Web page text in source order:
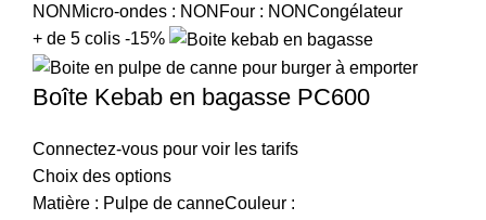
NONMicro-ondes : NONFour : NONCongélateur
+ de 5 colis -15%
Boîte Kebab en bagasse PC600
Connectez-vous pour voir les tarifs
Choix des options
Matière : Pulpe de canneCouleur :